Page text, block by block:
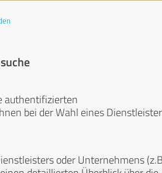
authentifizierten
bei der Wahl eines
oder Unternehmens